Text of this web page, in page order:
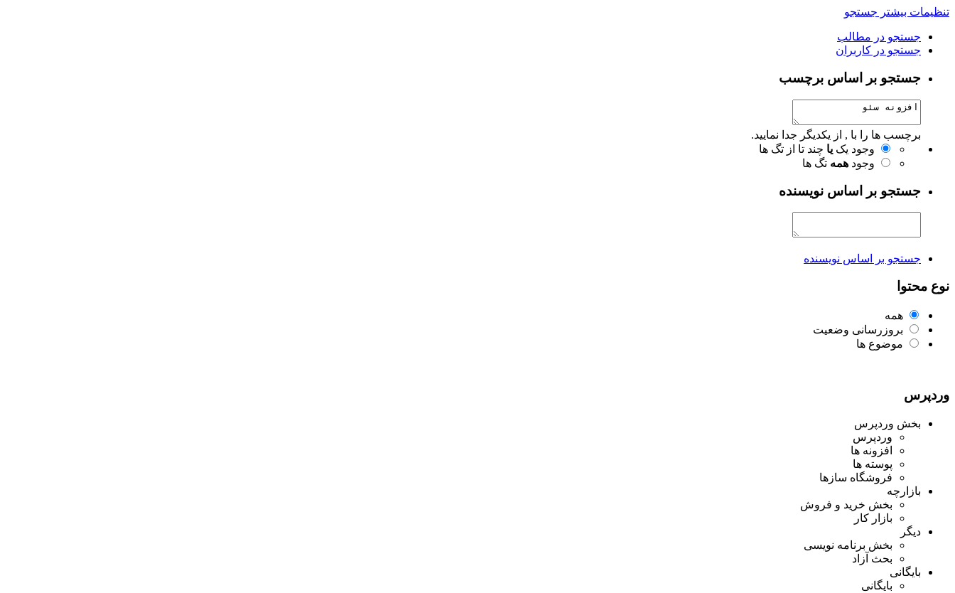
تنظیمات بیشتر جستجو
جستجو در مطالب
جستجو در کاربران
جستجو بر اساس برچسب
برچسب ها را با , از یکدیگر جدا نمایید.
وجود یک یا چند تا از تگ ها
وجود همه تگ ها
جستجو بر اساس نویسنده
جستجو بر اساس نویسنده
نوع محتوا
همه
بروزرسانی وضعیت
موضوع ها
وردپرس
بخش وردپرس
وردپرس
افزونه ها
پوسته ها
فروشگاه سازها
بازارچه
بخش خرید و فروش
بازار کار
دیگر
بخش برنامه نویسی
بحث آزاد
بایگانی
بایگانی